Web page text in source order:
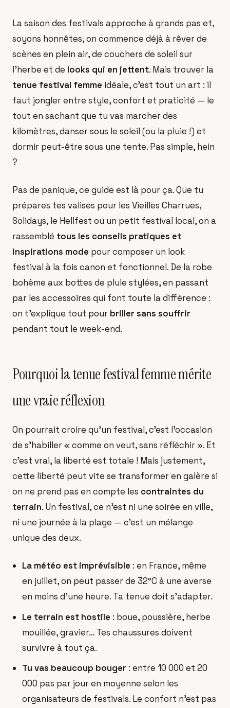
La saison des festivals approche à grands pas et,
soyons honnêtes, on commence déjà à rêver de
scènes en plein air, de couchers de soleil sur
l'herbe et de looks qui en jettent. Mais trouver la
tenue festival femme idéale, c'est tout un art : il
faut jongler entre style, confort et praticité — le
tout en sachant que tu vas marcher des
kilomètres, danser sous le soleil (ou la pluie !) et
dormir peut-être sous une tente. Pas simple, hein
?
Pas de panique, ce guide est là pour ça. Que tu
prépares tes valises pour les Vieilles Charrues,
Solidays, le Hellfest ou un petit festival local, on a
rassemblé tous les conseils pratiques et
inspirations mode pour composer un look
festival à la fois canon et fonctionnel. De la robe
bohème aux bottes de pluie stylées, en passant
par les accessoires qui font toute la différence :
on t'explique tout pour briller sans souffrir
pendant tout le week-end.
Pourquoi la tenue festival femme mérite
une vraie réflexion
On pourrait croire qu'un festival, c'est l'occasion
de s'habiller « comme on veut, sans réfléchir ». Et
c'est vrai, la liberté est totale ! Mais justement,
cette liberté peut vite se transformer en galère si
on ne prend pas en compte les contraintes du
terrain. Un festival, ce n'est ni une soirée en ville,
ni une journée à la plage — c'est un mélange
unique des deux.
La météo est imprévisible : en France, même
en juillet, on peut passer de 32°C à une averse
en moins d'une heure. Ta tenue doit s'adapter.
Le terrain est hostile : boue, poussière, herbe
mouillée, gravier… Tes chaussures doivent
survivre à tout ça.
Tu vas beaucoup bouger : entre 10 000 et 20
000 pas par jour en moyenne selon les
organisateurs de festivals. Le confort n'est pas